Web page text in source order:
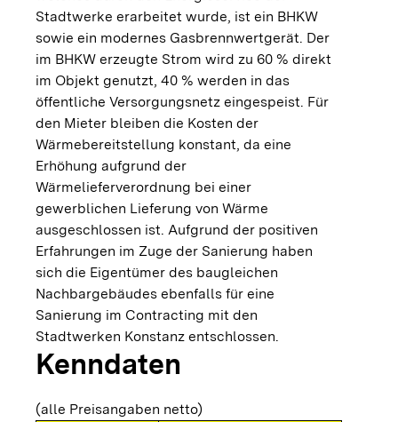
Stadtwerke erarbeitet wurde, ist ein BHKW
sowie ein modernes Gasbrennwertgerät. Der
im BHKW erzeugte Strom wird zu 60 % direkt
im Objekt genutzt, 40 % werden in das
öffentliche Versorgungsnetz eingespeist. Für
den Mieter bleiben die Kosten der
Wärmebereitstellung konstant, da eine
Erhöhung aufgrund der
Wärmelieferverordnung bei einer
gewerblichen Lieferung von Wärme
ausgeschlossen ist. Aufgrund der positiven
Erfahrungen im Zuge der Sanierung haben
sich die Eigentümer des baugleichen
Nachbargebäudes ebenfalls für eine
Sanierung im Contracting mit den
Stadtwerken Konstanz entschlossen.
Kenndaten
(alle Preisangaben netto)